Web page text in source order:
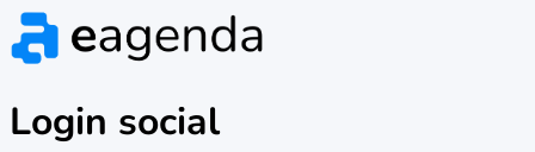
Login social